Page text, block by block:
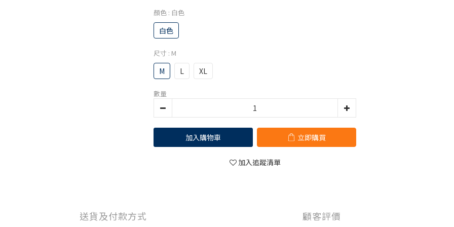
顏色 : 白色
白色
尺寸 : M
M L XL
數量
加入購物車 立即購買
加入追蹤清單
送貨及付款方式 顧客評價